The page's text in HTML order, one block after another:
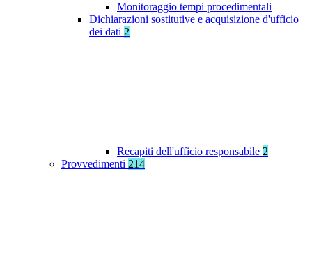
Monitoraggio tempi procedimentali
Dichiarazioni sostitutive e acquisizione d'ufficio
dei dati 2
Recapiti dell'ufficio responsabile 2
Provvedimenti 214